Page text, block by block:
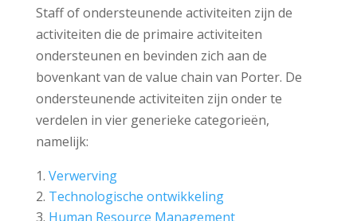
Staff of ondersteunende activiteiten zijn de
activiteiten die de primaire activiteiten
ondersteunen en bevinden zich aan de
bovenkant van de value chain van Porter. De
ondersteunende activiteiten zijn onder te
verdelen in vier generieke categorieën,
namelijk:
Verwerving
Technologische ontwikkeling
Human Resource Management